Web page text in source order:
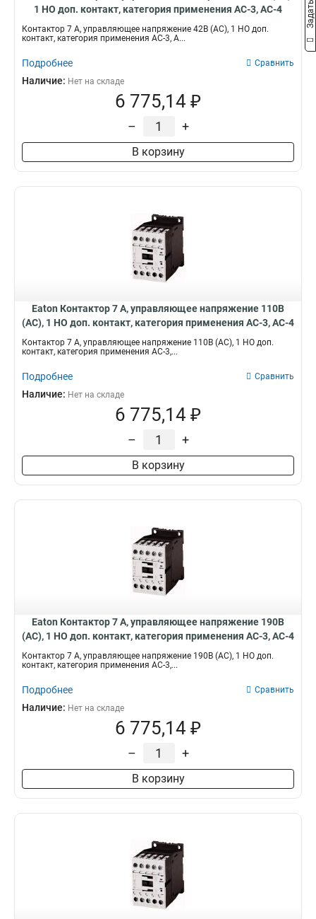
1 НО доп. контакт, категория применения AC-3, AC-4
DILM7-10(42V50HZ,48V60HZ)
Контактор 7 А, управляющее напряжение 42В (АС), 1 НО доп.
контакт, категория применения AC-3, A...
Подробнее Сравнить
Наличие: Нет на складе
6 775,14 ₽
– +
В корзину
Eaton Контактор 7 А, управляющее напряжение 110В
(АС), 1 НО доп. контакт, категория применения AC-3, AC-4
DILM7-10(110V50HZ,120V60HZ)
Контактор 7 А, управляющее напряжение 110В (АС), 1 НО доп.
контакт, категория применения AC-3,...
Подробнее Сравнить
Наличие: Нет на складе
6 775,14 ₽
– +
В корзину
Eaton Контактор 7 А, управляющее напряжение 190В
(АС), 1 НО доп. контакт, категория применения AC-3, AC-4
DILM7-10(190V50HZ,220V60HZ)
Контактор 7 А, управляющее напряжение 190В (АС), 1 НО доп.
контакт, категория применения AC-3,...
Подробнее Сравнить
Наличие: Нет на складе
6 775,14 ₽
– +
В корзину